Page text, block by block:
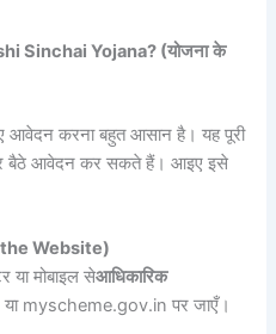
Sinchai Yojana? (योजना के
आवेदन करना बहुत आसान है। यह पूरी
बैठे आवेदन कर सकते हैं। आइए इसे
Website)
या मोबाइल सेआधिकारिक
myscheme.gov.in पर जाएँ।